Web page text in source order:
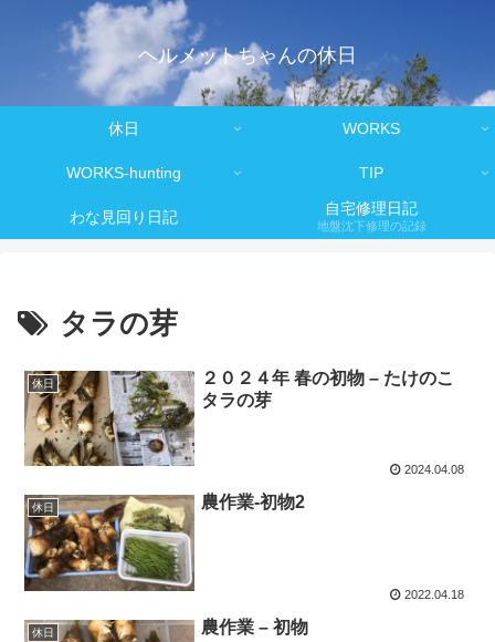
ヘルメットちゃんの休日
休日 WORKS
WORKS-hunting TIP
わな見回り日記 自宅修理日記
地盤沈下修理の記録
タラの芽
休日
２０２４年 春の初物 – たけのこ
タラの芽
2024.04.08
休日 農作業-初物2
2022.04.18
休日 農作業 – 初物